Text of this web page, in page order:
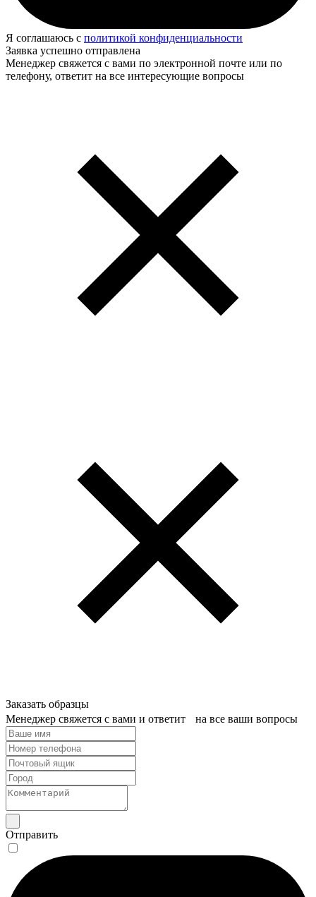
Я соглашаюсь с политикой конфиденциальности
Заявка успешно отправлена
Менеджер свяжется с вами по электронной почте или по
телефону, ответит на все интересующие вопросы
Заказать образцы
Менеджер свяжется с вами и ответит на все ваши вопросы
Отправить